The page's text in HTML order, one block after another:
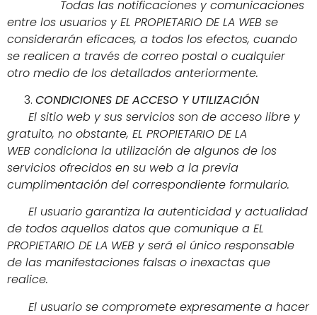
Todas las notificaciones y comunicaciones
entre los usuarios y EL PROPIETARIO DE LA WEB se
considerarán eficaces, a todos los efectos, cuando
se realicen a través de correo postal o cualquier
otro medio de los detallados anteriormente.
CONDICIONES DE ACCESO Y UTILIZACIÓN
El sitio web y sus servicios son de acceso libre y
gratuito, no obstante, EL PROPIETARIO DE LA
WEB condiciona la utilización de algunos de los
servicios ofrecidos en su web a la previa
cumplimentación del correspondiente formulario.
El usuario garantiza la autenticidad y actualidad
de todos aquellos datos que comunique a EL
PROPIETARIO DE LA WEB y será el único responsable
de las manifestaciones falsas o inexactas que
realice.
El usuario se compromete expresamente a hacer